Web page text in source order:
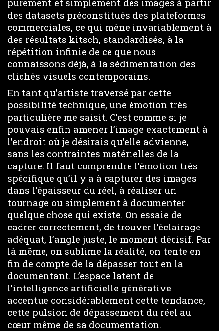
purement et simplement des images à partir
des datasets préconstitués des plateformes
commerciales, ce qui mène invariablement à
des résultats kitsch, standardisés, à la
répétition infinie de ce que nous
connaissons déjà, à la sédimentation des
clichés visuels contemporains.
En tant qu’artiste traversé par cette
possibilité technique, une émotion très
particulière me saisit. C’est comme si je
pouvais enfin amener l’image exactement à
l’endroit où je désirais qu’elle advienne,
sans les contraintes matérielles de la
capture. Il faut comprendre l’émotion très
spécifique qu’il y a à capturer des images
dans l’épaisseur du réel, à réaliser un
tournage ou simplement à documenter
quelque chose qui existe. On essaie de
cadrer correctement, de trouver l’éclairage
adéquat, l’angle juste, le moment décisif. Par
là même, on sublime la réalité, on tente en
fin de compte de la dépasser tout en la
documentant. L’espace latent de
l’intelligence artificielle générative
accentue considérablement cette tendance,
cette pulsion de dépassement du réel au
cœur même de sa documentation.